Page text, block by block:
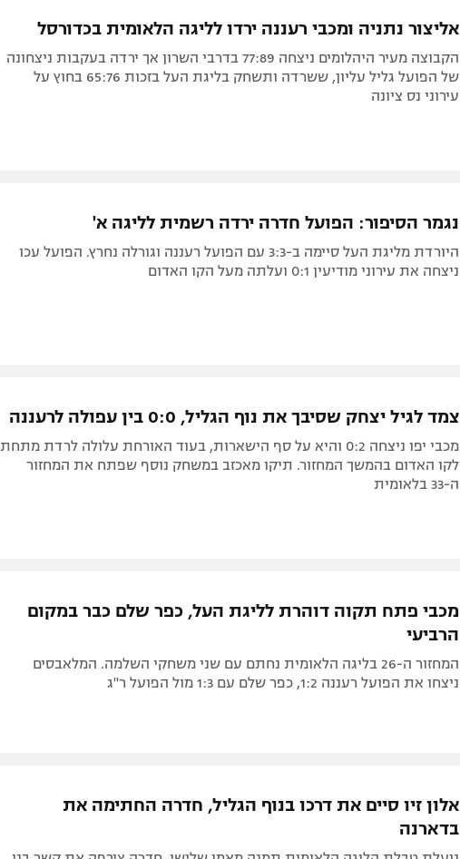
הפועל באר שבע
מכבי נתניה
ליגות נוספות
אליצור נתניה ומכבי רעננה ירדו לליגה הלאומית בכדורסל
הקבוצה מעיר היהלומים ניצחה 77:89 בדרבי השרון אך ירדה בעקבות ניצחונה
של הפועל גליל עליון, ששרדה ותשחק בליגת העל בזכות 65:76 בחוץ על
עירוני נס ציונה
נגמר הסיפור: הפועל חדרה ירדה רשמית לליגה א'
היורדת מליגת העל סיימה ב-3:3 עם הפועל רעננה וגורלה נחרץ. הפועל עכו
ניצחה את עירוני מודיעין 0:1 ועלתה מעל הקו האדום
צמד לגיל יצחק שסיבך את נוף הגליל, 0:0 בין עפולה לרעננה
מכבי יפו ניצחה 0:2 והיא על סף הישארות, בעוד האורחת עלולה לרדת מתחת
לקו האדום בהמשך המחזור. תיקו מאכזב במשחק נוסף שפתח את המחזור
ה-33 בלאומית
מכבי פתח תקוה דוהרת לליגת העל, כפר שלם כבר במקום
הרביעי
המחזור ה-26 בליגה הלאומית נחתם עם שני משחקי השלמה. המלאבסים
ניצחו את הפועל רעננה 1:2, כפר שלם עם 1:3 מול הפועל ר"ג
אלון זיו סיים את דרכו בנוף הגליל, חדרה החתימה את
בדארנה